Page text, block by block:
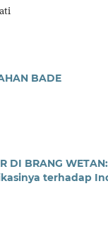
BADE
DI BRANG
terhadap